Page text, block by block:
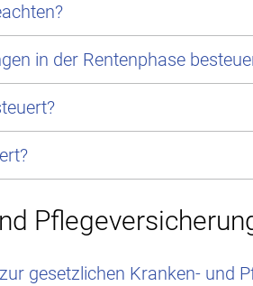
in der Rentenphase
gesetzlichen Kranken- und